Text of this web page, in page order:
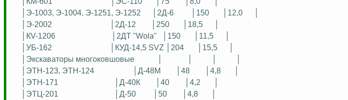
│Э-1003, Э-1004, Э-1251, Э-1252
│2Д-6 │150 │12,0
│Э-2002
│2Д-12 │250 │18,5
│КV-1206
│2ДТ "Wola" │150 │11,5
│УБ-162
│КУД-14,5 SVZ │204 │15,5
│Экскаваторы многоковшовые
│ЭТН-123, ЭТН-124
│Д-48М │48 │4,8
│ЭТН-171
│Д-40К │40 │4,2
│ЭТЦ-201
│Д-50 │50 │4,8